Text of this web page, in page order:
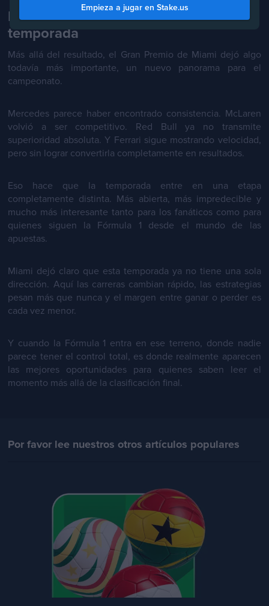
Lo que deja Miami para el resto de la
temporada
Más allá del resultado, el Gran Premio de Miami dejó algo
todavía más importante, un nuevo panorama para el
campeonato.
Mercedes parece haber encontrado consistencia. McLaren
volvió a ser competitivo. Red Bull ya no transmite
superioridad absoluta. Y Ferrari sigue mostrando velocidad,
pero sin lograr convertirla completamente en resultados.
Eso hace que la temporada entre en una etapa
completamente distinta. Más abierta, más impredecible y
mucho más interesante tanto para los fanáticos como para
quienes siguen la Fórmula 1 desde el mundo de las
apuestas.
Miami dejó claro que esta temporada ya no tiene una sola
dirección. Aquí las carreras cambian rápido, las estrategias
pesan más que nunca y el margen entre ganar o perder es
cada vez menor.
Y cuando la Fórmula 1 entra en ese terreno, donde nadie
parece tener el control total, es donde realmente aparecen
las mejores oportunidades para quienes saben leer el
momento más allá de la clasificación final.
Por favor lee nuestros otros artículos populares
Empieza a jugar en Stake.us